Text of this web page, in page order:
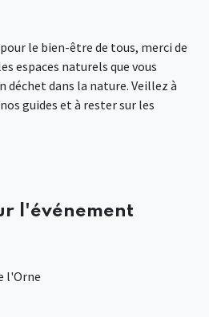
le bien-être de tous, merci de
espaces naturels que vous
déchet dans la nature. Veillez à
guides et à rester sur les
l'événement
l'Orne